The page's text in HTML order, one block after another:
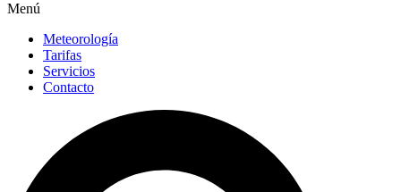
Menú
Meteorología
Tarifas
Servicios
Contacto